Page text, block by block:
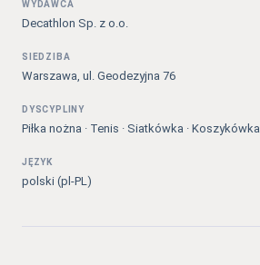
WYDAWCA
Decathlon Sp. z o.o.
SIEDZIBA
Warszawa, ul. Geodezyjna 76
DYSCYPLINY
Piłka nożna · Tenis · Siatkówka · Koszykówka
JĘZYK
polski (pl-PL)